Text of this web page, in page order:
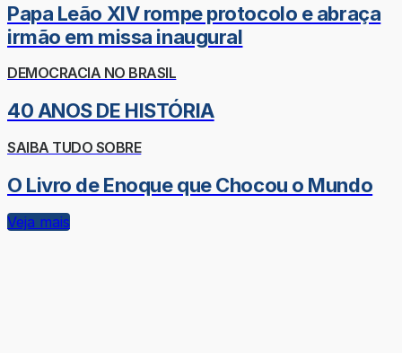
Papa Leão XIV rompe protocolo e abraça
irmão em missa inaugural
DEMOCRACIA NO BRASIL
40 ANOS DE HISTÓRIA
SAIBA TUDO SOBRE
O Livro de Enoque que Chocou o Mundo
Veja mais